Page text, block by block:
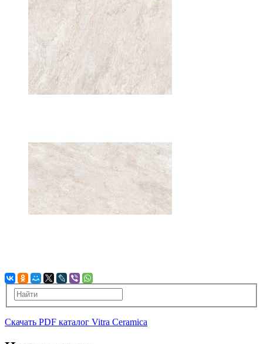
Скачать PDF каталог Vitra Ceramica